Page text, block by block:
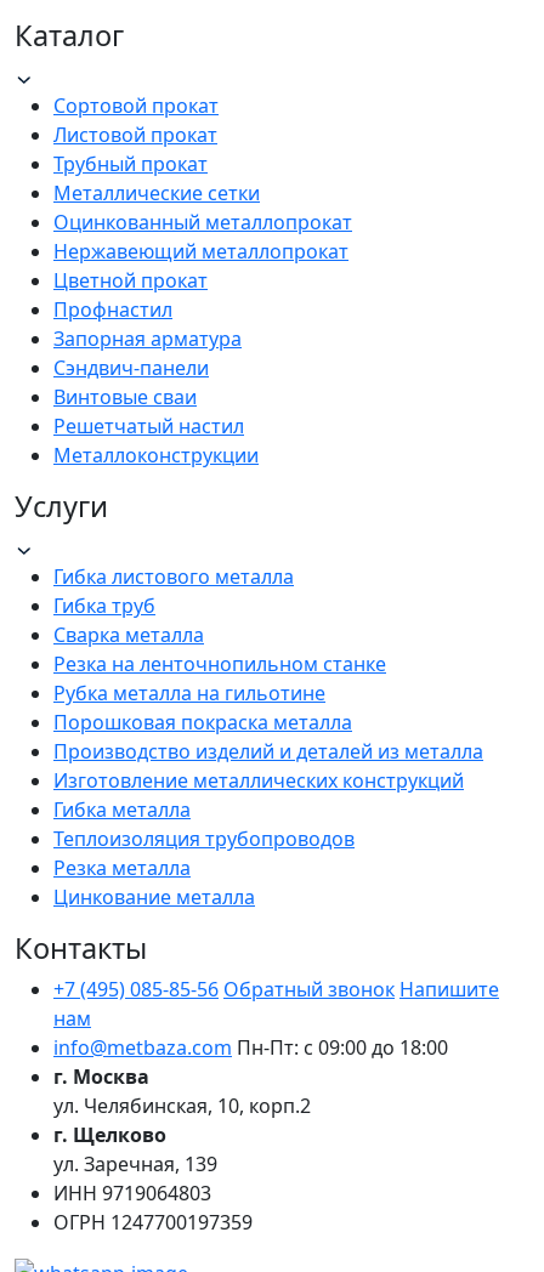
Каталог
Сортовой прокат
Листовой прокат
Трубный прокат
Металлические сетки
Оцинкованный металлопрокат
Нержавеющий металлопрокат
Цветной прокат
Профнастил
Запорная арматура
Сэндвич-панели
Винтовые сваи
Решетчатый настил
Металлоконструкции
Услуги
Гибка листового металла
Гибка труб
Сварка металла
Резка на ленточнопильном станке
Рубка металла на гильотине
Порошковая покраска металла
Производство изделий и деталей из металла
Изготовление металлических конструкций
Гибка металла
Теплоизоляция трубопроводов
Резка металла
Цинкование металла
Контакты
+7 (495) 085-85-56 Обратный звонок Напишите
нам
info@metbaza.com Пн-Пт: с 09:00 до 18:00
г. Москва
ул. Челябинская, 10, корп.2
г. Щелково
ул. Заречная, 139
ИНН 9719064803
ОГРН 1247700197359